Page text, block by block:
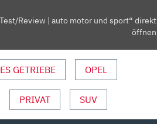
Review | auto motor und sport“ direkt
öffnen
GETRIEBE OPEL
PRIVAT SUV